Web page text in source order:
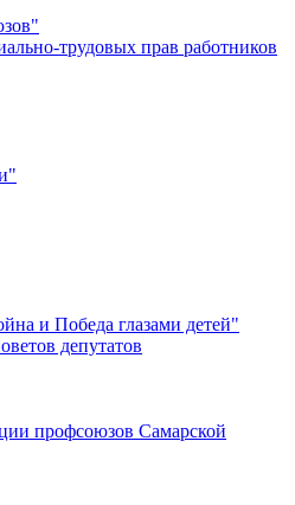
трудовых прав работников
и Победа глазами детей"
депутатов
профсоюзов Самарской